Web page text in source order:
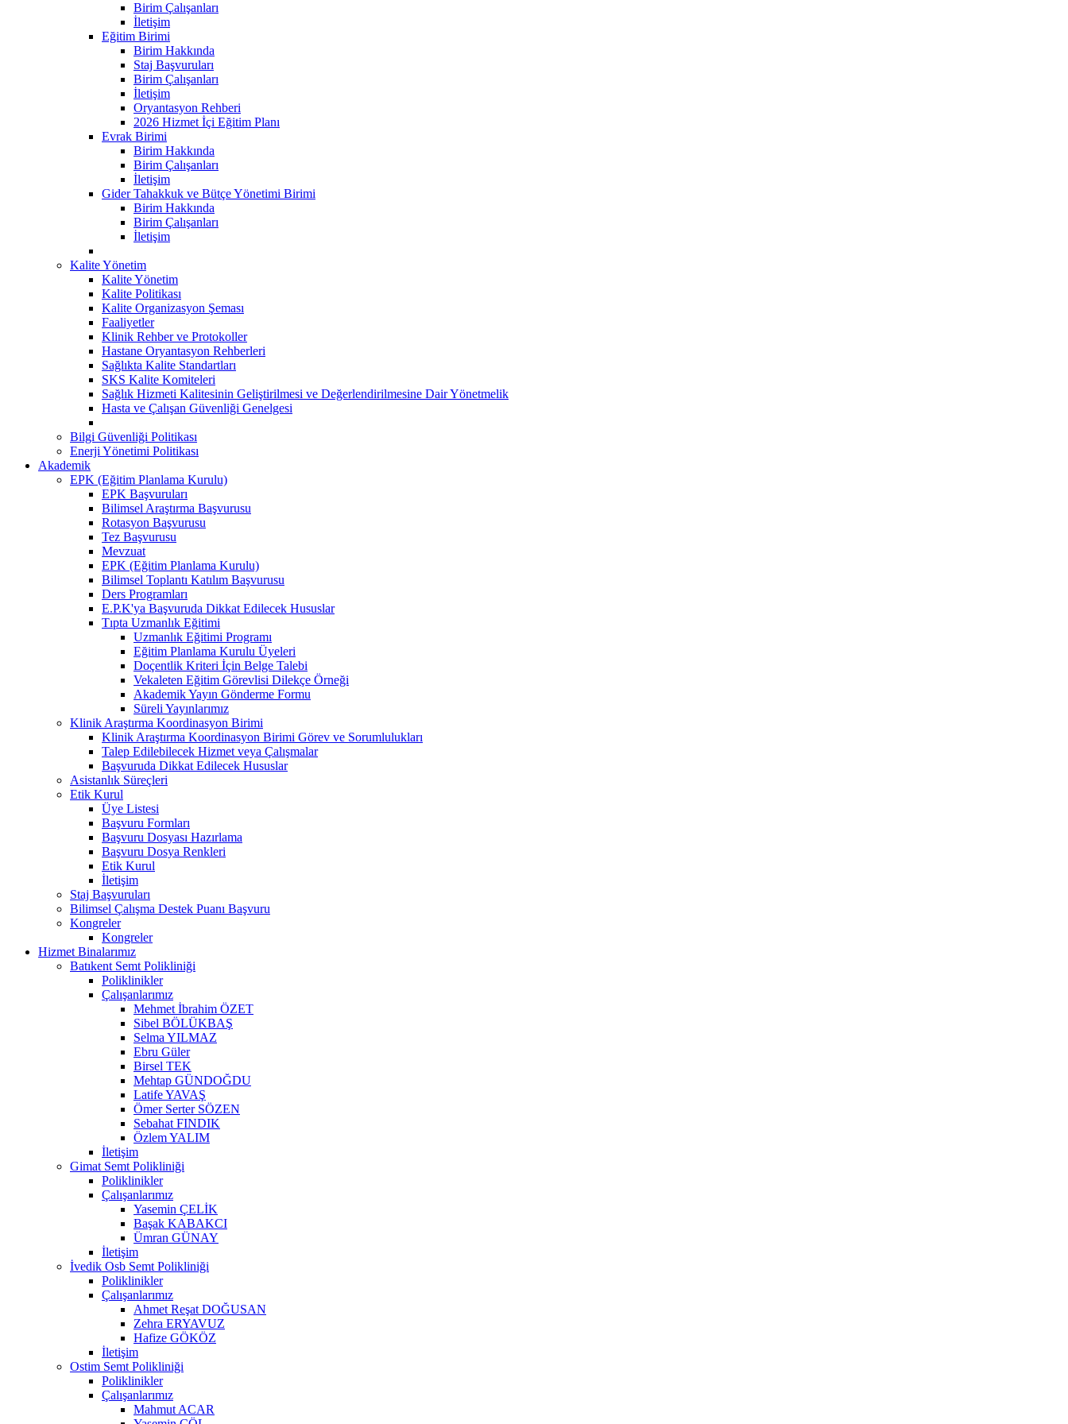
Birim Çalışanları
İletişim
Eğitim Birimi
Birim Hakkında
Staj Başvuruları
Birim Çalışanları
İletişim
Oryantasyon Rehberi
2026 Hizmet İçi Eğitim Planı
Evrak Birimi
Birim Hakkında
Birim Çalışanları
İletişim
Gider Tahakkuk ve Bütçe Yönetimi Birimi
Birim Hakkında
Birim Çalışanları
İletişim
Kalite Yönetim
Kalite Yönetim
Kalite Politikası
Kalite Organizasyon Şeması
Faaliyetler
Klinik Rehber ve Protokoller
Hastane Oryantasyon Rehberleri
Sağlıkta Kalite Standartları
SKS Kalite Komiteleri
Sağlık Hizmeti Kalitesinin Geliştirilmesi ve Değerlendirilmesine Dair Yönetmelik
Hasta ve Çalışan Güvenliği Genelgesi
Bilgi Güvenliği Politikası
Enerji Yönetimi Politikası
Akademik
EPK (Eğitim Planlama Kurulu)
EPK Başvuruları
Bilimsel Araştırma Başvurusu
Rotasyon Başvurusu
Tez Başvurusu
Mevzuat
EPK (Eğitim Planlama Kurulu)
Bilimsel Toplantı Katılım Başvurusu
Ders Programları
E.P.K'ya Başvuruda Dikkat Edilecek Hususlar
Tıpta Uzmanlık Eğitimi
Uzmanlık Eğitimi Programı
Eğitim Planlama Kurulu Üyeleri
Doçentlik Kriteri İçin Belge Talebi
Vekaleten Eğitim Görevlisi Dilekçe Örneği
Akademik Yayın Gönderme Formu
Süreli Yayınlarımız
Klinik Araştırma Koordinasyon Birimi
Klinik Araştırma Koordinasyon Birimi Görev ve Sorumlulukları
Talep Edilebilecek Hizmet veya Çalışmalar
Başvuruda Dikkat Edilecek Hususlar
Asistanlık Süreçleri
Etik Kurul
Üye Listesi
Başvuru Formları
Başvuru Dosyası Hazırlama
Başvuru Dosya Renkleri
Etik Kurul
İletişim
Staj Başvuruları
Bilimsel Çalışma Destek Puanı Başvuru
Kongreler
Kongreler
Hizmet Binalarımız
Batıkent Semt Polikliniği
Poliklinikler
Çalışanlarımız
Mehmet İbrahim ÖZET
Sibel BÖLÜKBAŞ
Selma YILMAZ
Ebru Güler
Birsel TEK
Mehtap GÜNDOĞDU
Latife YAVAŞ
Ömer Serter SÖZEN
Sebahat FINDIK
Özlem YALIM
İletişim
Gimat Semt Polikliniği
Poliklinikler
Çalışanlarımız
Yasemin ÇELİK
Başak KABAKCI
Ümran GÜNAY
İletişim
İvedik Osb Semt Polikliniği
Poliklinikler
Çalışanlarımız
Ahmet Reşat DOĞUSAN
Zehra ERYAVUZ
Hafize GÖKÖZ
İletişim
Ostim Semt Polikliniği
Poliklinikler
Çalışanlarımız
Mahmut ACAR